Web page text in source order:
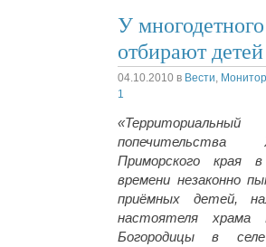
У
отбирают детей
04.10.2010 в Вести,
1
попечительства
Приморского края
времени незаконно
приёмных детей,
настоятеля храма
Богородицы в